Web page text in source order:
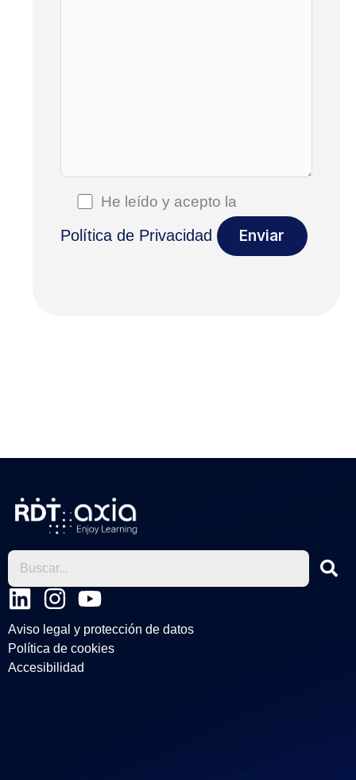
He leído y acepto la
Política de Privacidad
L
i
n
k
I
n
s
t
Y
o
u
Aviso legal y protección de datos
Política de cookies
Accesibilidad